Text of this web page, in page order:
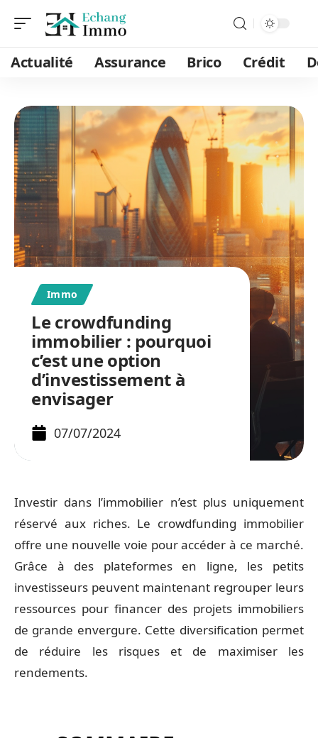
Actualité Assurance Brico Crédit
Immo
Le crowdfunding
immobilier : pourquoi
c’est une option
d’investissement à
envisager
07/07/2024
Investir dans l’immobilier n’est plus uniquement
réservé aux riches. Le crowdfunding immobilier
offre une nouvelle voie pour accéder à ce marché.
Grâce à des plateformes en ligne, les petits
investisseurs peuvent maintenant regrouper leurs
ressources pour financer des projets immobiliers
de grande envergure. Cette diversification permet
de réduire les risques et de maximiser les
rendements.